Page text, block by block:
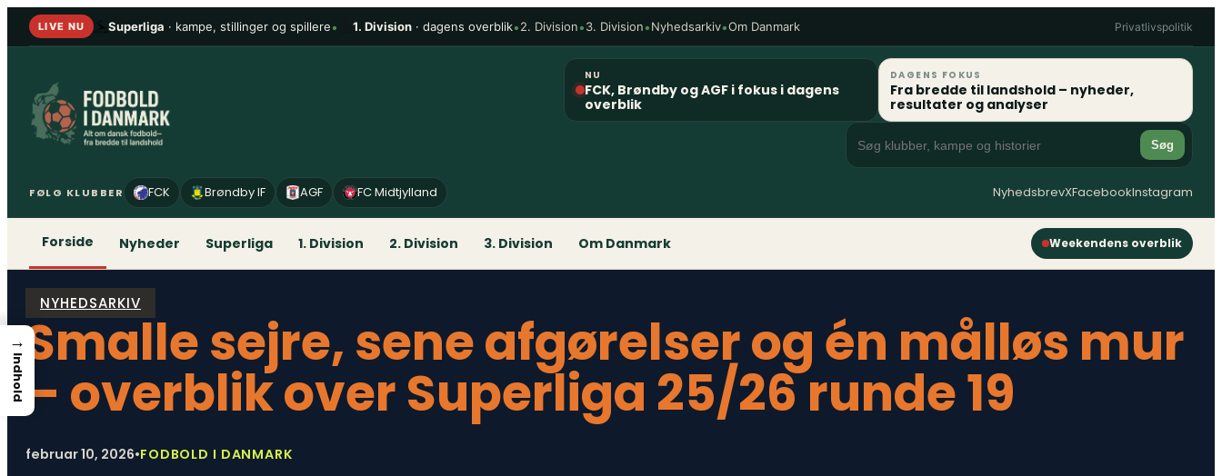
Spring
LIVE NU Superliga · kampe, stillinger og spillere• 1. Division · dagens overblik•2. Division•3. Division•Nyhedsarkiv•Om Danmark Privatlivspolitik
NU
FCK, Brøndby og AGF i fokus i dagens
overblik
DAGENS FOKUS
Fra bredde til landshold – nyheder,
resultater og analyser
Søg
FØLG KLUBBER FCK Brøndby IF AGF FC Midtjylland NyhedsbrevXFacebookInstagram
Forside Nyheder Superliga 1. Division 2. Division 3. Division Om Danmark Weekendens overblik
NYHEDSARKIV
Smalle sejre, sene afgørelser og én målløs mur
– overblik over Superliga 25/26 runde 19
februar 10, 2026•FODBOLD I DANMARK
→
Indhold